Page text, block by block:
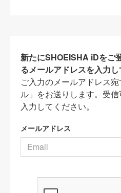
新たにSHOEISHA iDをご
るメールアドレスを入力し
ご入力のメールアドレス
ル」をお送りします。受
入力してください。
メールアドレス